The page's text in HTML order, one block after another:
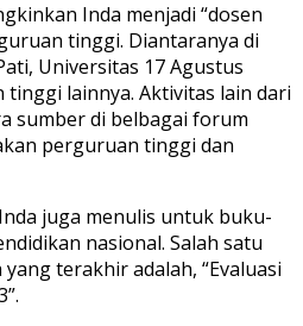
Inda menjadi “dosen
tinggi. Diantaranya di
Universitas 17 Agustus
lainnya. Aktivitas lain dari
sumber di belbagai forum
perguruan tinggi dan
juga menulis untuk buku-
nasional. Salah satu
terakhir adalah, “Evaluasi